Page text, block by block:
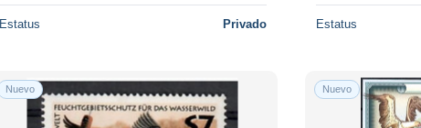
Estatus Privado Estatus
Nuevo Nuevo